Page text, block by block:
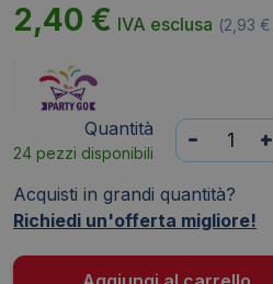
2,40 € IVA esclusa (2,93 €
Quantità
24 pezzi disponibili
Bicchieri
di
carta
Party
Go
Buon
- +
Acquisti in grandi quantità?
Richiedi un'offerta migliore!